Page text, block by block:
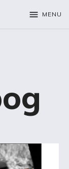
menu MENU